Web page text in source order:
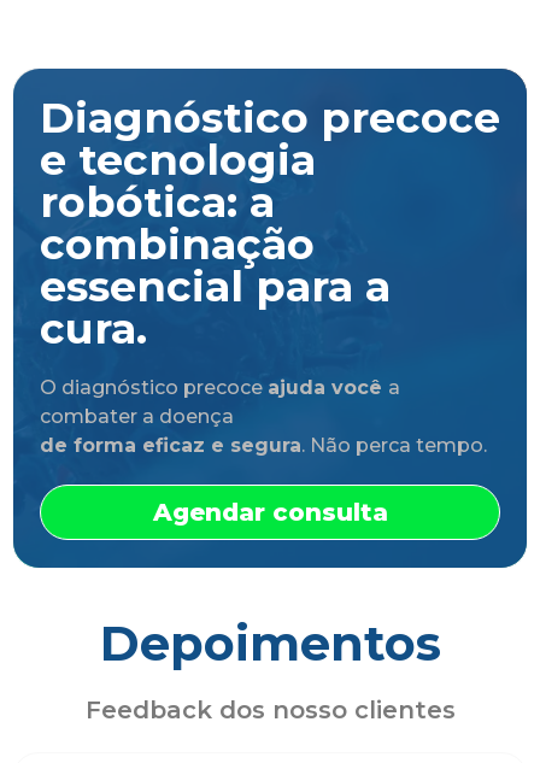
Diagnóstico precoce
e tecnologia
robótica: a
combinação
essencial para a
cura.
O diagnóstico precoce ajuda você a
combater a doença
de forma eficaz e segura. Não perca tempo.
Agendar consulta
Depoimentos
Feedback dos nosso clientes